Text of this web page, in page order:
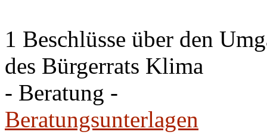
1 Beschlüsse über den
des Bürgerrats Klima
- Beratung -
Beratungsunterlagen